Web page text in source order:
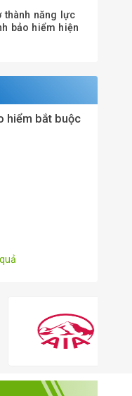
thành năng lực
bảo hiểm hiện
hiểm bắt buộc